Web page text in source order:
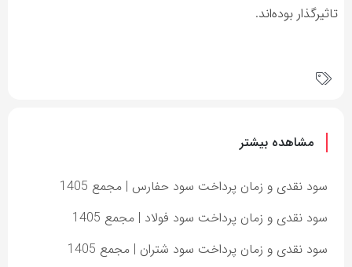
تاثیرگذار بوده‌اند.
مشاهده بیشتر
سود نقدی و زمان پرداخت سود حفارس | مجمع 1405
سود نقدی و زمان پرداخت سود فولاد | مجمع 1405
سود نقدی و زمان پرداخت سود شتران | مجمع 1405